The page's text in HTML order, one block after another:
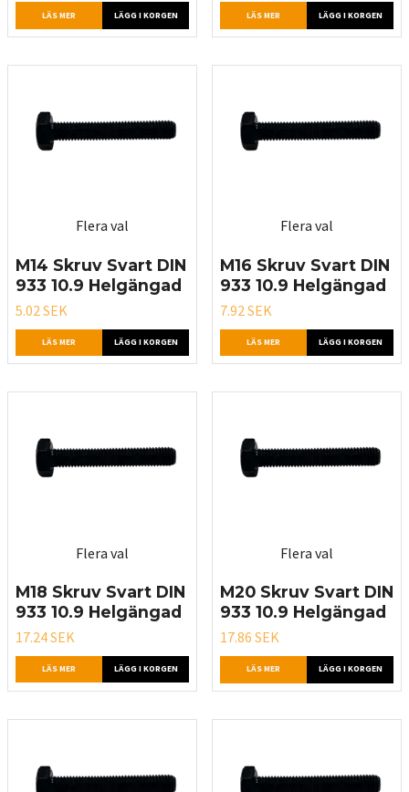
LÄS MER LÄGG I KORGEN LÄS MER LÄGG I KORGEN
Flera val
M14 Skruv Svart DIN
933 10.9 Helgängad
5.02 SEK
LÄS MER LÄGG I KORGEN
Flera val
M16 Skruv Svart DIN
933 10.9 Helgängad
7.92 SEK
LÄS MER LÄGG I KORGEN
Flera val
M18 Skruv Svart DIN
933 10.9 Helgängad
17.24 SEK
LÄS MER LÄGG I KORGEN
Flera val
M20 Skruv Svart DIN
933 10.9 Helgängad
17.86 SEK
LÄS MER LÄGG I KORGEN